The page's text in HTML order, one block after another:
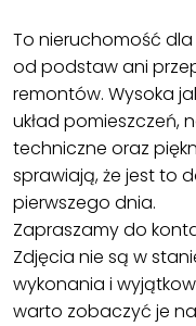
To nieruchomość
od podstaw ani
remontów. Wysoka
układ pomieszczeń,
techniczne oraz
sprawiają, że jest to
pierwszego dnia.
Zapraszamy do
Zdjęcia nie są w
wykonania i
warto zobaczyć je